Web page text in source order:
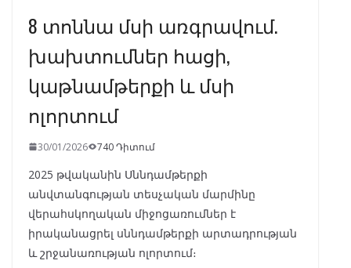
8 տոննա մսի առգրավում.
խախտումներ հացի,
կաթնամթերքի և մսի
ոլորտում
30/01/2026 740 Դիտում
2025 թվականին Սննդամթերքի
անվտանգության տեսչական մարմինը
վերահսկողական միջոցառումներ է
իրականացրել սննդամթերքի արտադրության
և շրջանառության ոլորտում։